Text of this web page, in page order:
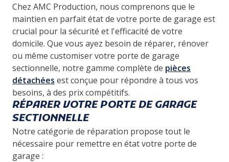
Chez AMC Production, nous comprenons que le
maintien en parfait état de votre porte de garage est
crucial pour la sécurité et l'efficacité de votre
domicile. Que vous ayez besoin de réparer, rénover
ou même customiser votre porte de garage
sectionnelle, notre gamme complète de pièces
détachées est conçue pour répondre à tous vos
besoins, à des prix compétitifs.
RÉPARER VOTRE PORTE DE GARAGE
SECTIONNELLE
Notre catégorie de réparation propose tout le
nécessaire pour remettre en état votre porte de
garage :